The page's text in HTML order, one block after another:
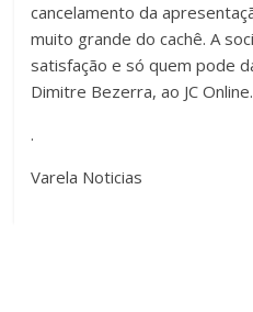
cancelamento da
muito grande do cachê. A
satisfação e só quem pode
Dimitre Bezerra, ao JC Online.
.
Varela Noticias